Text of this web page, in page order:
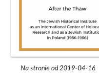
Na stronie od 2019-04-16